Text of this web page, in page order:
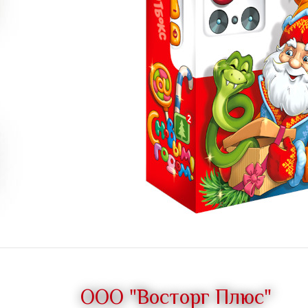
ООО "Восторг Плюс"